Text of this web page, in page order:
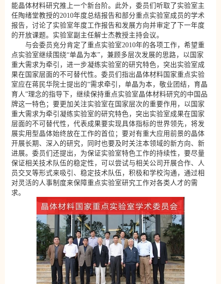
能晶体材料研究推上一个新台阶。此外，委员们听取了实验室主
任陶绪堂教授的2010年度总结报告和部分重点实验室成员的学术
报告，讨论了实验室年度工作报告和发展方向并审定了下一年度
的开放课题。实验室副主任解士杰教授主持会议。
与会委员充分肯定了重点实验室2010年的各项工作，希望重
点实验室继续围绕“单晶为本”，兼顾多层次发展的思路，以国家
重大需求为牵引，进一步凝练实验室的研究特色，突出实验室成
果在国家层面的不可替代性。委员们指出晶体材料国家重点实验
室应在蒋民华院士提出的“需求牵引，单晶为本，敬业团结，育晶
育人”理念的指导下，继续保持重点实验室晶体材料研究的中国品
牌这一特色；要更加关注实验室在国家层次的重要作用，以国家
重大需求为牵引凝练实验室的研究特色，突出实验室成果在国家
层面的不可替代性，代表成果要实现具体指标的世界领先，将发
展实用型晶体始终放在工作的首位；要对有重大应用前景的晶体
开展长期、深入的研究，同时也要及时关注本领域的新方向、新
进展。委员们还提出，为保证实验室特色工作的持续性，要尽量
保证相关技术队伍的稳定性，可以尝试与相关公司开展合作、人
员交叉等形式来吸引、稳定技术队伍，积极和学校沟通，通过相
对灵活的人事制度来保障重点实验室研究工作对各类人才的需
求。